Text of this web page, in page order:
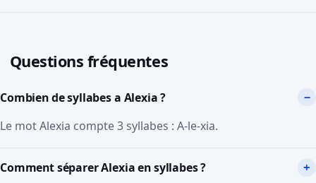
Questions fréquentes
Combien de syllabes a Alexia ?
Le mot Alexia compte 3 syllabes : A-le-xia.
Comment séparer Alexia en syllabes ?